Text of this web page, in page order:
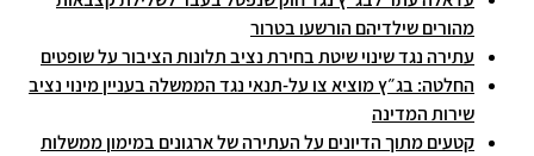
מהורים שילדיהם הורשעו בטרור
עתירה נגד שינוי שיטת בחירת נציב תלונות הציבור על שופטים
החלטה: בג״ץ מוציא צו על-תנאי נגד הממשלה בעניין מינוי נציב
שירות המדינה
קטעים מתוך הדיונים על העתירה של ארגונים במימון ממשלות